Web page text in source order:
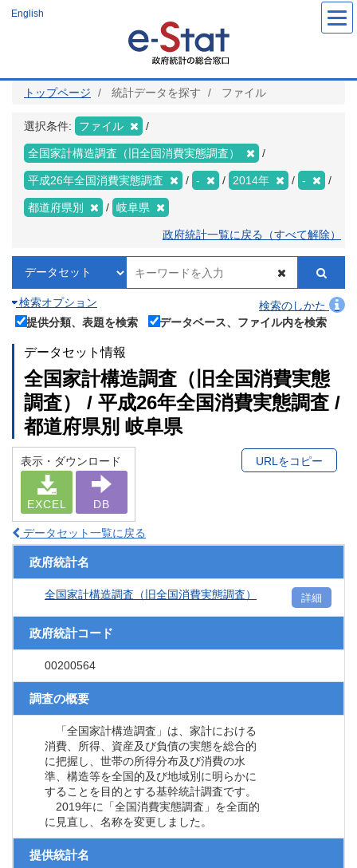
ツ
English
トップページ 統計データを探す ファイル
選択条件: ファイル
全国家計構造調査（旧全国消費実態調査）
平成26年全国消費実態調査 - 2014年 -
都道府県別 岐阜県
政府統計一覧に戻る（すべて解除）
検索オプション
検索のしかた
提供分類、表題を検索
データベース、ファイル内を検索
データセット情報
全国家計構造調査（旧全国消費実態
調査） / 平成26年全国消費実態調査 /
都道府県別 岐阜県
表示・ダウンロード
EXCEL DB
URLをコピー
データセット一覧に戻る
政府統計名
全国家計構造調査（旧全国消費実態調査） 詳細
政府統計コード
00200564
調査の概要
「全国家計構造調査」は、家計における
消費、所得、資産及び負債の実態を総合的
に把握し、世帯の所得分布及び消費の水
準、構造等を全国的及び地域別に明らかに
することを目的とする基幹統計調査です。
2019年に「全国消費実態調査」を全面的
に見直し、名称を変更しました。
提供統計名